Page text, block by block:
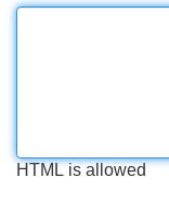
HTML is allowed